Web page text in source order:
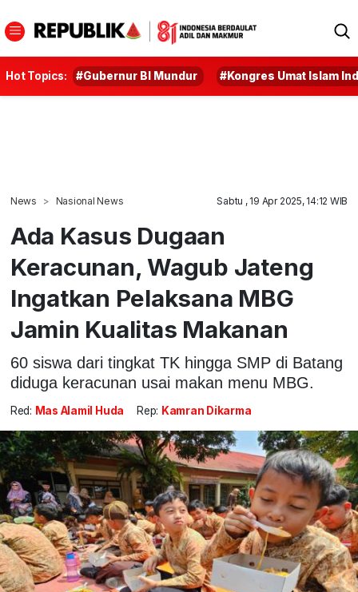
Hot Topics: #Gubernur BI Mundur #Kongres Umat Islam
News Nasional News Sabtu , 19 Apr 2025, 14:12 WIB
Ada Kasus Dugaan
Keracunan, Wagub Jateng
Ingatkan Pelaksana MBG
Jamin Kualitas Makanan
60 siswa dari tingkat TK hingga SMP di Batang
diduga keracunan usai makan menu MBG.
Red: Mas Alamil Huda Rep: Kamran Dikarma